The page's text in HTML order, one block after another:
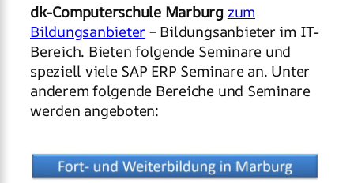
dk-Computerschule Marburgzum
Bildungsanbieter – Bildungsanbieter im IT-
Bereich. Bieten folgende Seminare und
speziell viele SAP ERP Seminare an. Unter
anderem folgende Bereiche und Seminare
werden angeboten: